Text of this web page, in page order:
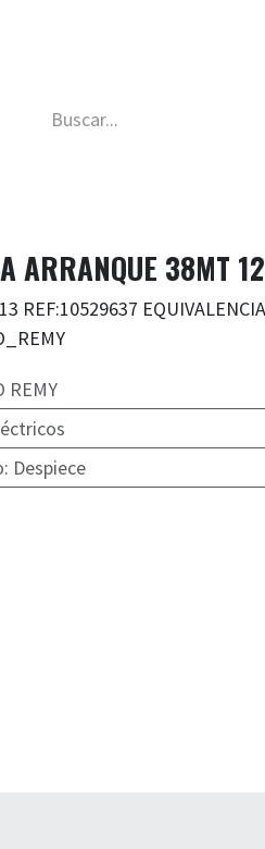
ARRANQUE 38MT
REF:10529637
REMY
: Despiece